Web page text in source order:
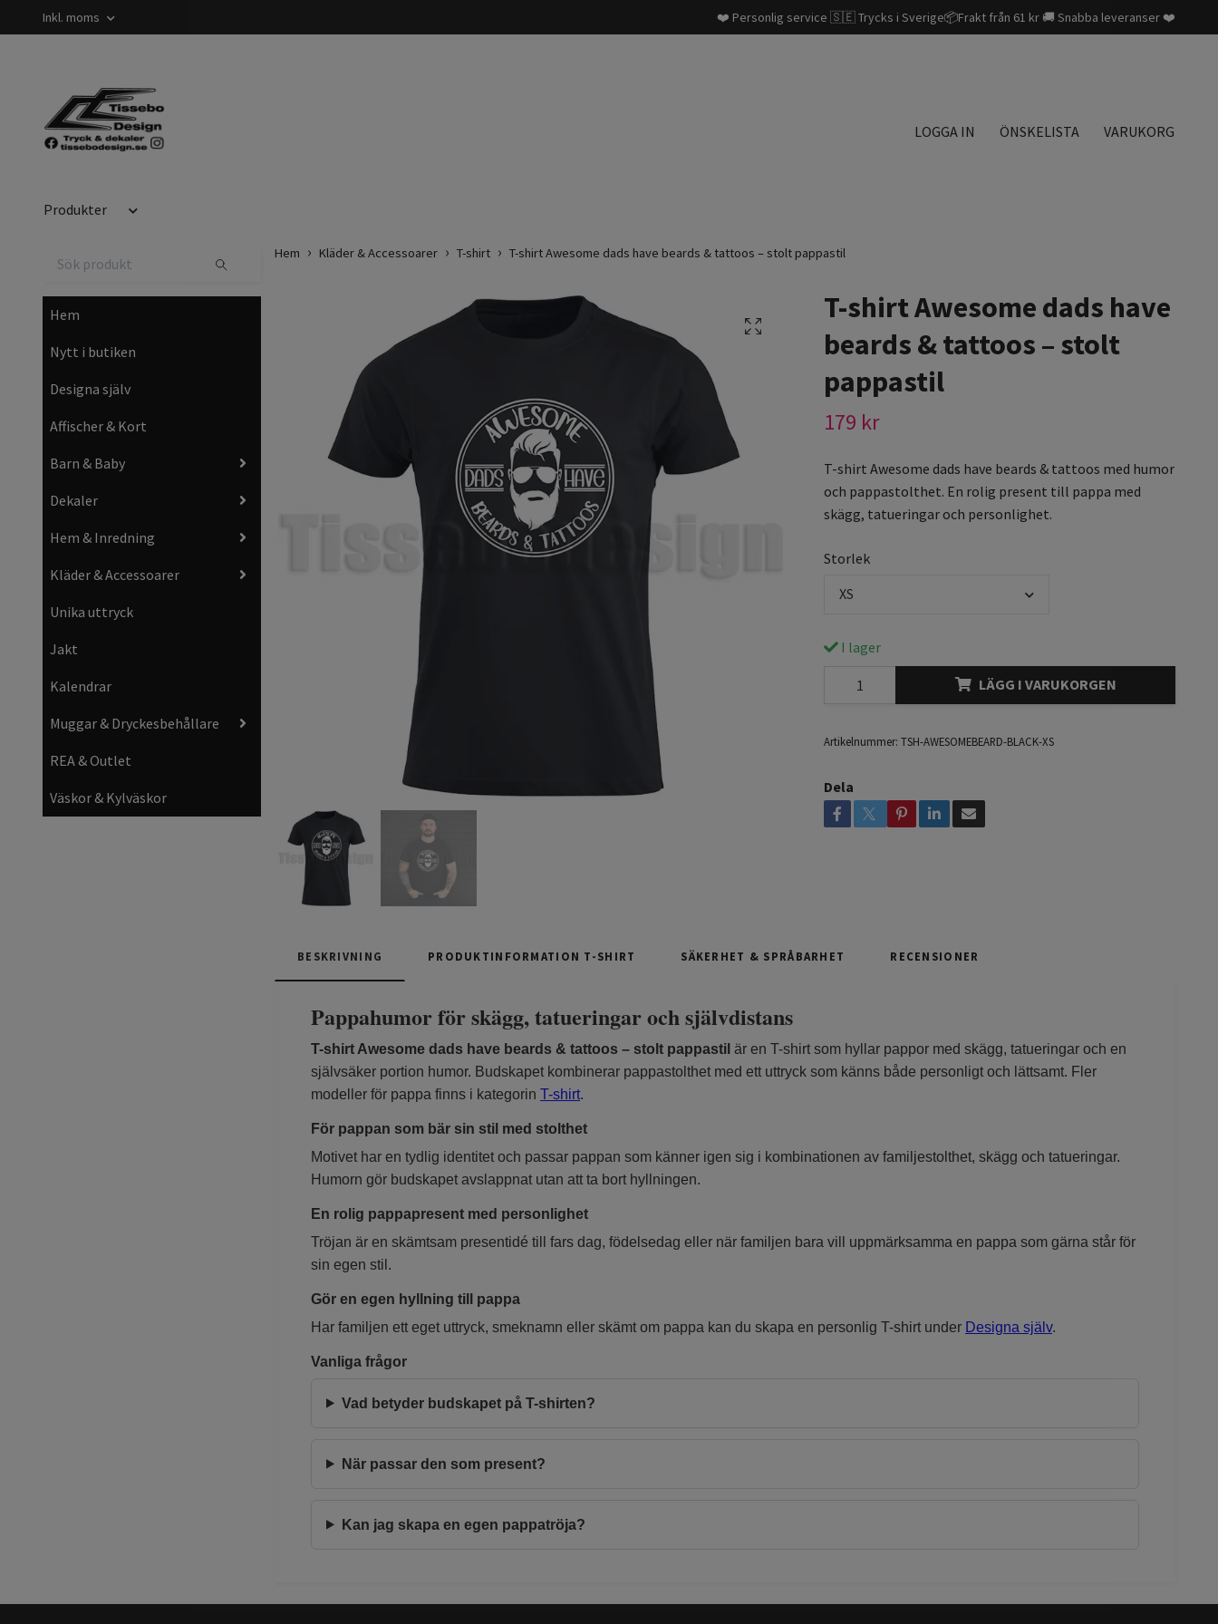
Inkl. moms ❤️ Personlig service 🇸🇪 Trycks i Sverige📦Frakt från 61 kr 🚚 Snabba leveranser ❤️
LOGGA IN ÖNSKELISTA VARUKORG
Produkter
Hem
Nytt i butiken
Designa själv
Affischer & Kort
Barn & Baby
Dekaler
Hem & Inredning
Kläder & Accessoarer
Unika uttryck
Jakt
Kalendrar
Muggar & Dryckesbehållare
REA & Outlet
Väskor & Kylväskor
Hem Kläder & Accessoarer T-shirt T-shirt Awesome dads have beards & tattoos – stolt pappastil
T-shirt Awesome dads have
beards & tattoos – stolt
pappastil
179 kr
T-shirt Awesome dads have beards & tattoos med humor
och pappastolthet. En rolig present till pappa med
skägg, tatueringar och personlighet.
Storlek
XS
I lager
LÄGG I VARUKORGEN
Artikelnummer: TSH-AWESOMEBEARD-BLACK-XS
Dela
BESKRIVNING PRODUKTINFORMATION T-SHIRT SÄKERHET & SPRÅBARHET RECENSIONER
Pappahumor för skägg, tatueringar och självdistans
T-shirt Awesome dads have beards & tattoos – stolt pappastil är en T-shirt som hyllar pappor med skägg, tatueringar och en
självsäker portion humor. Budskapet kombinerar pappastolthet med ett uttryck som känns både personligt och lättsamt. Fler
modeller för pappa finns i kategorin T-shirt.
För pappan som bär sin stil med stolthet
Motivet har en tydlig identitet och passar pappan som känner igen sig i kombinationen av familjestolthet, skägg och tatueringar.
Humorn gör budskapet avslappnat utan att ta bort hyllningen.
En rolig pappapresent med personlighet
Tröjan är en skämtsam presentidé till fars dag, födelsedag eller när familjen bara vill uppmärksamma en pappa som gärna står för
sin egen stil.
Gör en egen hyllning till pappa
Har familjen ett eget uttryck, smeknamn eller skämt om pappa kan du skapa en personlig T-shirt under Designa själv.
Vanliga frågor
Vad betyder budskapet på T-shirten?
När passar den som present?
Kan jag skapa en egen pappatröja?